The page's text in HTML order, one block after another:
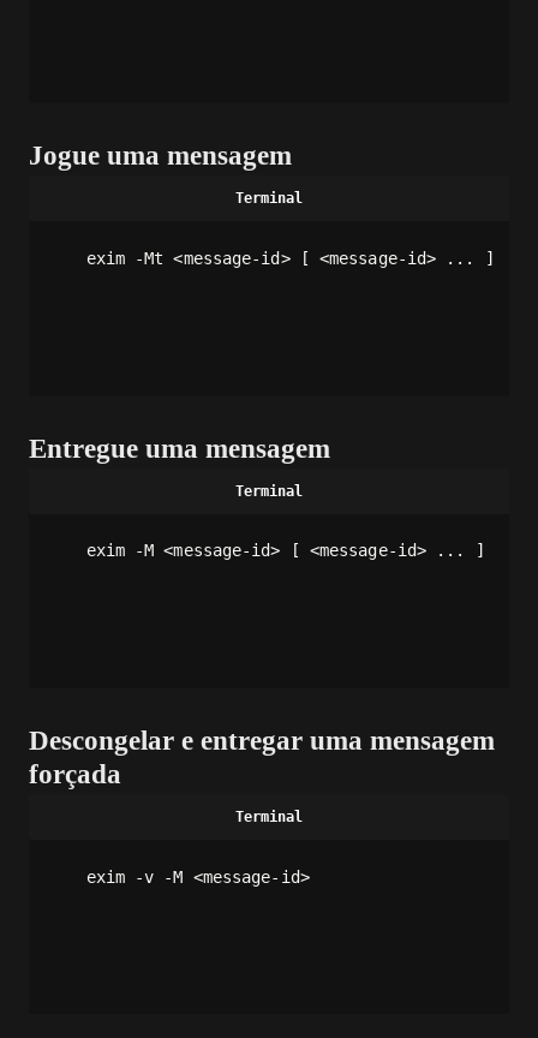
Jogue uma mensagem
exim -Mt <message-id> [ <message-id> ... ]
Entregue uma mensagem
exim -M <message-id> [ <message-id> ... ]
Descongelar e entregar uma mensagem
forçada
exim -v -M <message-id>